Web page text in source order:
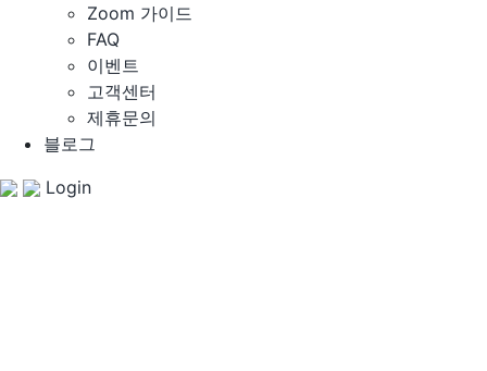
Zoom 가이드
FAQ
이벤트
고객센터
제휴문의
블로그
Login